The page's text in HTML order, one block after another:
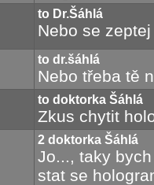
to Dr.Šáhlá
Nebo se
to dr.šáhlá
Nebo třeba tě
to doktorka Šáhlá
Zkus chytit
2 doktorka Šáhlá
Jo..., taky
stat se